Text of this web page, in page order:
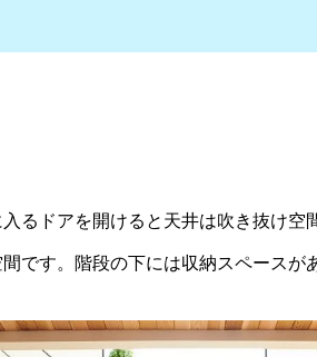
るドアを開けると天井は吹き抜け空
です。階段の下には収納スペースが